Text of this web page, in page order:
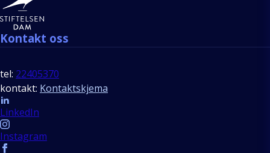
Kontakt oss
tel: 22405370
kontakt: Kontaktskjema
Follow us
LinkedIn
Instagram